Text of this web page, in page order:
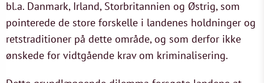
bl.a. Danmark, Irland, Storbritannien og Østrig, som
pointerede de store forskelle i landenes holdninger og
retstraditioner på dette område, og som derfor ikke
ønskede for vidtgående krav om kriminalisering.